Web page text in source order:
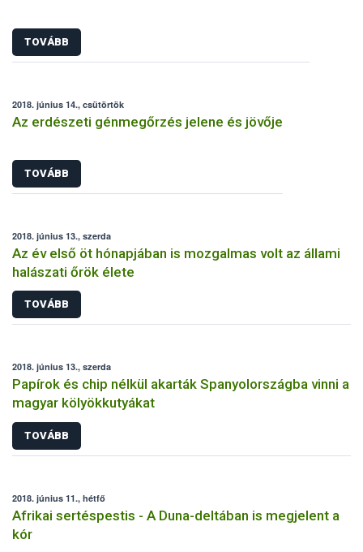
TOVÁBB
2018. június 14., csütörtök
Az erdészeti génmegőrzés jelene és jövője
TOVÁBB
2018. június 13., szerda
Az év első öt hónapjában is mozgalmas volt az állami
halászati őrök élete
TOVÁBB
2018. június 13., szerda
Papírok és chip nélkül akarták Spanyolországba vinni a
magyar kölyökkutyákat
TOVÁBB
2018. június 11., hétfő
Afrikai sertéspestis - A Duna-deltában is megjelent a
kór